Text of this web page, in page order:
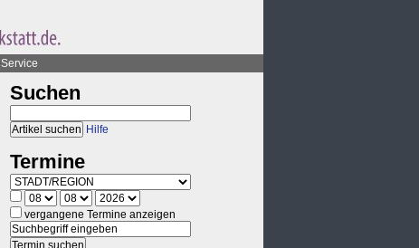
Service
Suchen
Hilfe
Termine
vergangene Termine anzeigen